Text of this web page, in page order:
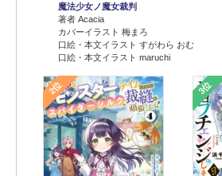
魔法少女ノ魔女裁判
著者 Acacia
カバーイラスト 梅まろ
口絵・本文イラスト すがわら おむ
口絵・本文イラスト maruchi
2位 3位